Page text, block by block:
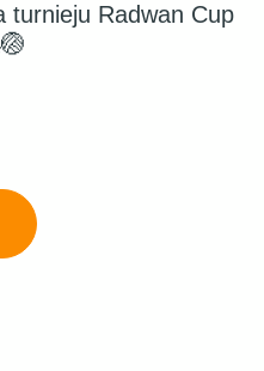
turnieju Radwan Cup